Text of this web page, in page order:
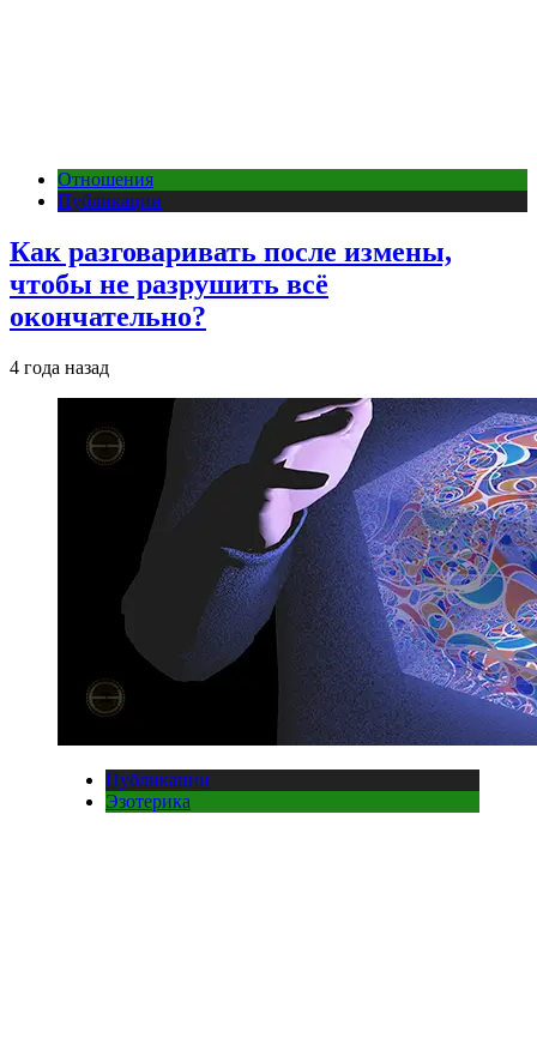
Отношения
Публикации
Как разговаривать после измены,
чтобы не разрушить всё
окончательно?
4 года назад
Публикации
Эзотерика